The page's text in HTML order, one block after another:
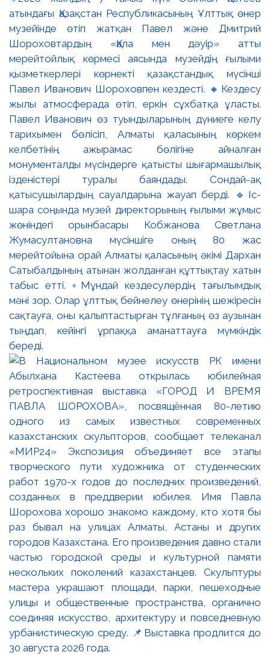
атындағы Қазақстан Республикасының Ұлттық өнер
музейінде өтіп жатқан Павел және Дмитрий
Шороховтардың «Қала мен дәуір» атты
мерейтойлық көрмесі аясында музейдің ғылыми
қызметкерлері көрнекті қазақстандық мүсінші
Павел Иванович Шороховпен кездесті. 🔸Кездесу
жылы атмосферада өтіп, еркін сұхбатқа ұласты.
Павел Иванович өз туындыларының дүниеге келу
тарихымен бөлісіп, Алматы қаласының көркем
келбетінің ажырамас бөлігіне айналған
монументалды мүсіндерге қатысты шығармашылық
ізденістері туралы баяндады. Сондай-ақ
қатысушылардың сауалдарына жауап берді. 🔹Іс-
шара соңында музей директорының ғылыми жұмыс
жөніндегі орынбасары Кобжанова Светлана
Жумасултановна мүсіншіге оның 80 жас
мерейтойына орай Алматы қаласының әкімі Дархан
Сатыбалдының атынан жолданған құттықтау хатын
табыс етті. ▫️Мұндай кездесулердің тағылымдық
мәні зор. Олар ұлттық бейнелеу өнерінің шежіресін
сақтауға, оны қалыптастырған тұлғаның өз аузынан
тыңдап, кейінгі ұрпаққа аманаттауға мүмкіндік
береді.